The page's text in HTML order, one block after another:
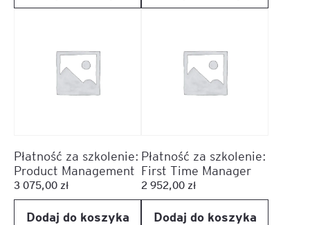
Płatność za szkolenie:
Product Management
3 075,00 zł
Dodaj do koszyka
Płatność za szkolenie:
First Time Manager
2 952,00 zł
Dodaj do koszyka